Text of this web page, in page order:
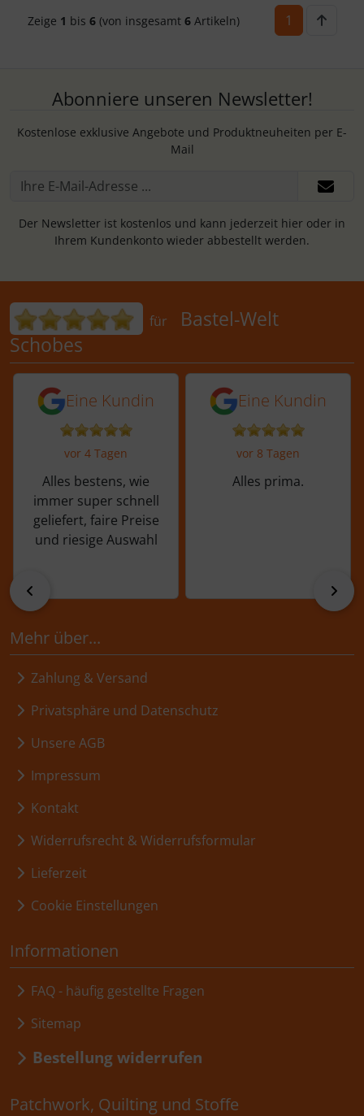
Zeige 1 bis 6(von insgesamt 6Artikeln) 1
Abonniere unseren Newsletter!
Kostenlose exklusive Angebote und Produktneuheiten per E-
Mail
Der Newsletter ist kostenlos und kann jederzeit hier oder in
Ihrem Kundenkonto wieder abbestellt werden.
Bewertungen für Bastel-Welt
für
Bastel-Welt
Schobes
5 von 5 Sternen von einer Kundin vor
Eine Kundin
vor 4 Tagen
Alles bestens, wie
immer super schnell
geliefert, faire Preise
und riesige Auswahl
5 von 5 Sternen
Eine Kundin
vor 8 Tagen
Alles prima.
vor
Mehr über...
Zahlung & Versand
Privatsphäre und Datenschutz
Unsere AGB
Impressum
Kontakt
Widerrufsrecht & Widerrufsformular
Lieferzeit
Cookie Einstellungen
Informationen
FAQ - häufig gestellte Fragen
Sitemap
Bestellung widerrufen
Patchwork, Quilting und Stoffe